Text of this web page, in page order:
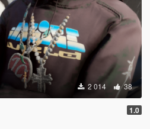
2 014 38
1.0